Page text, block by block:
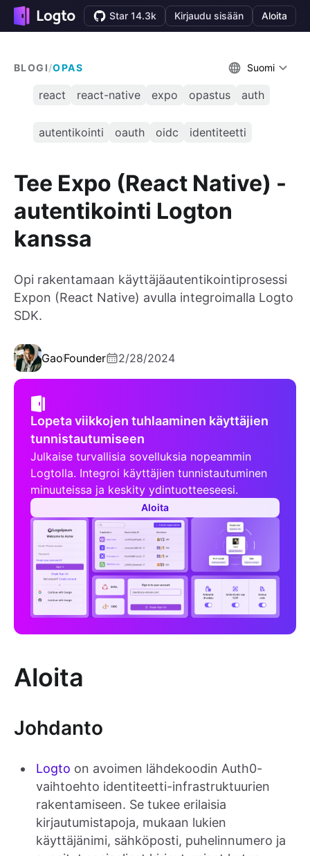
Star 14.3k Kirjaudu sisään Aloita
BLOGI/OPAS Suomi
react react-native expo opastus auth
autentikointi oauth oidc identiteetti
Tee Expo (React Native) -
autentikointi Logton
kanssa
Opi rakentamaan käyttäjäautentikointiprosessi
Expon (React Native) avulla integroimalla Logto
SDK.
GaoFounder 2/28/2024
Lopeta viikkojen tuhlaaminen käyttäjien
tunnistautumiseen
Julkaise turvallisia sovelluksia nopeammin
Logtolla. Integroi käyttäjien tunnistautuminen
minuuteissa ja keskity ydintuotteeseesi.
Aloita
Aloita
Johdanto
Logto on avoimen lähdekoodin Auth0-
vaihtoehto identiteetti-infrastruktuurien
rakentamiseen. Se tukee erilaisia
kirjautumistapoja, mukaan lukien
käyttäjänimi, sähköposti, puhelinnumero ja